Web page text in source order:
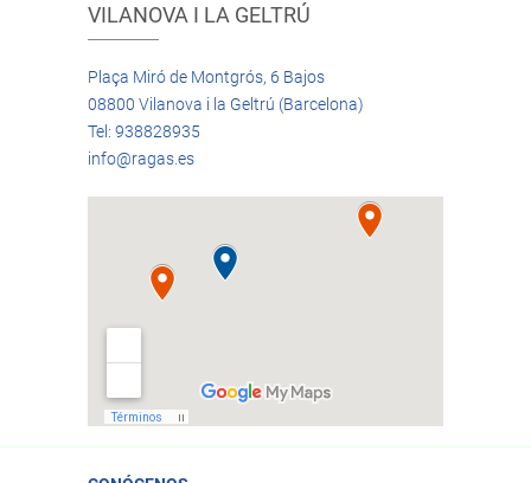
VILANOVA I LA GELTRÚ
Plaça Miró de Montgrós, 6 Bajos
08800 Vilanova i la Geltrú (Barcelona)
Tel: 938828935
info@ragas.es